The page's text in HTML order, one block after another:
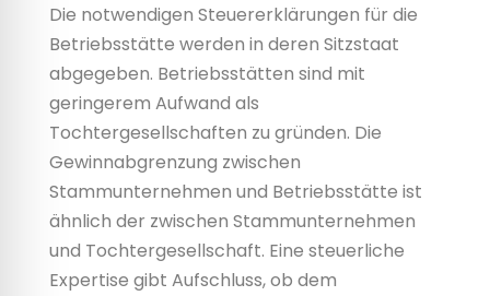
Die notwendigen Steuererklärungen für die
Betriebsstätte werden in deren Sitzstaat
abgegeben. Betriebsstätten sind mit
geringerem Aufwand als
Tochtergesellschaften zu gründen. Die
Gewinnabgrenzung zwischen
Stammunternehmen und Betriebsstätte ist
ähnlich der zwischen Stammunternehmen
und Tochtergesellschaft. Eine steuerliche
Expertise gibt Aufschluss, ob dem